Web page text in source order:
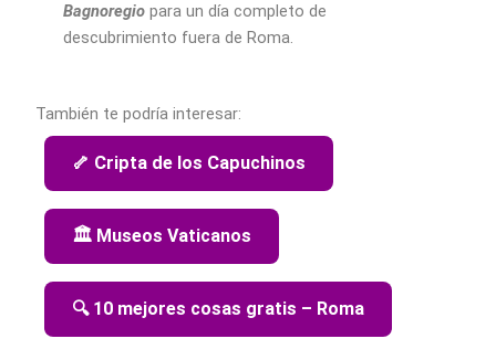
Bagnoregio para un día completo de
descubrimiento fuera de Roma.
También te podría interesar:
🦴 Cripta de los Capuchinos
🏛️ Museos Vaticanos
🔍 10 mejores cosas gratis – Roma